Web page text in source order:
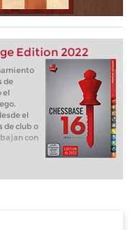
Edition 2022
de
el
el
de club o
con